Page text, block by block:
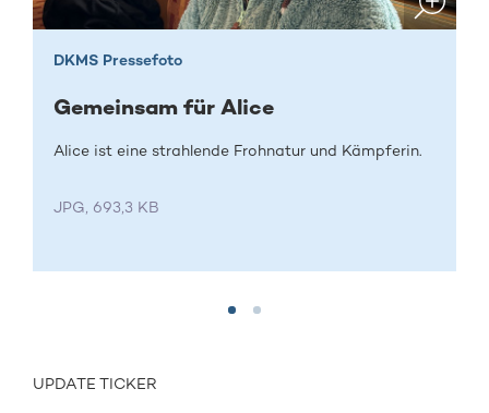
DKMS Pressefoto
Gemeinsam für Alice
Alice ist eine strahlende Frohnatur und Kämpferin.
JPG, 693,3 KB
UPDATE TICKER